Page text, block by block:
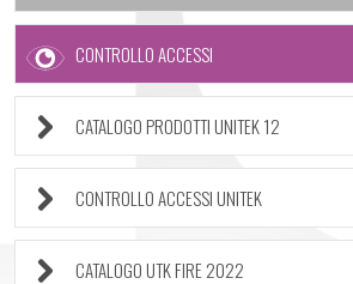
CONTROLLO ACCESSI
CATALOGO PRODOTTI UNITEK 12
CONTROLLO ACCESSI UNITEK
CATALOGO UTK FIRE 2022